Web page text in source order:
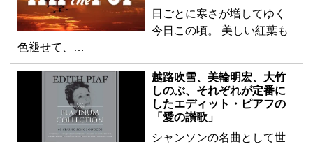
日ごとに寒さが増してゆく
今日この頃。 美しい紅葉も
色褪せて、…
越路吹雪、美輪明宏、大竹
しのぶ、それぞれが定番に
したエディット・ピアフの
「愛の讃歌」
シャンソンの名曲として世